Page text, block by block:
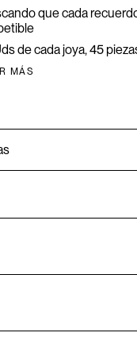
que cada
de cada joya, 45
MÁS